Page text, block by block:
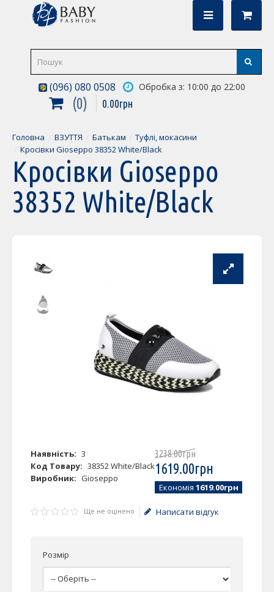
(096) 080 0508 Обробка з: 10:00 до 22:00
0 0.00грн
Головна ВЗУТТЯ Батькам
Туфлі, мокасини
Кросівки Gioseppo 38352 White/Black
Кросівки Gioseppo
38352 White/Black
Наявність: 3
Код Товару: 38352 White/Black
Виробник: Gioseppo
3238.00грн
1619.00грн
Економія 1619.00грн
Ще не оцінено Написати відгук
Розмір